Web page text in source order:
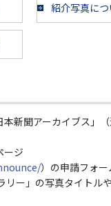
紹介写真に
新聞アーカイブス」
ージ
）の申請フォ
リー」の写真タイトル